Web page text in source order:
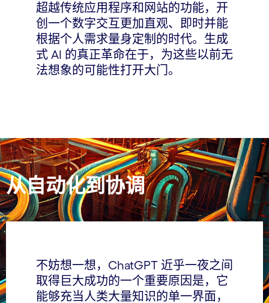
超越传统应用程序和网站的功能，开
创一个数字交互更加直观、即时并能
根据个人需求量身定制的时代。生成
式 AI 的真正革命在于，为这些以前无
法想象的可能性打开大门。
从自动化到协调
不妨想一想，ChatGPT 近乎一夜之间
取得巨大成功的一个重要原因是，它
能够充当人类大量知识的单一界面，